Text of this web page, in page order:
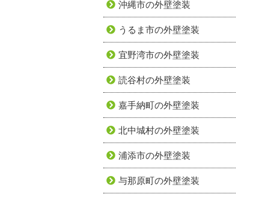
沖縄市の外壁塗装
うるま市の外壁塗装
宜野湾市の外壁塗装
読谷村の外壁塗装
嘉手納町の外壁塗装
北中城村の外壁塗装
浦添市の外壁塗装
与那原町の外壁塗装